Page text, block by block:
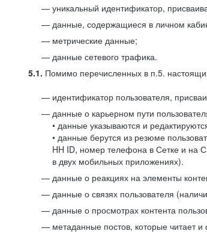
уникальный идентификатор,
данные, содержащиеся в личном
метрические данные;
данные сетевого трафика.
5.1. Помимо перечисленных в п.5.
идентификатор пользователя,
данные о карьерном пути
• данные указываются и
• данные берутся из резюме
HH ID, номер телефона в Сетке и на
в двух мобильных приложениях).
данные о реакциях на элементы
данные о связях пользователя
данные о просмотрах контента
метаданные постов, которые читает и